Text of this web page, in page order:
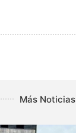
Más Noticias